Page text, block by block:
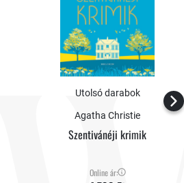
Utolsó darabok
Agatha Christie
Szentivánéji krimik
Online ár: